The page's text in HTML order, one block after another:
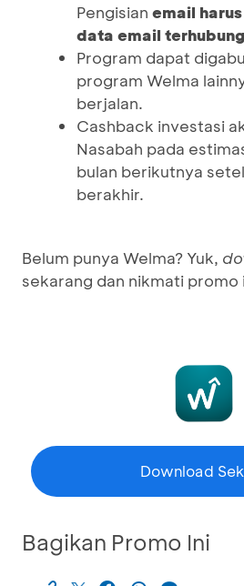
Pengisian email
data email
Program dapat
program Welma
berjalan.
Cashback investasi
Nasabah pada
bulan berikutnya
berakhir.
Belum punya Welma? Yuk,
sekarang dan nikmati promo
Download
Bagikan Promo Ini